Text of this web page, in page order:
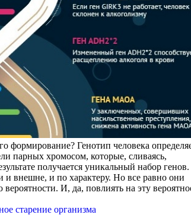
формирование? Генотип человека
парных хромосом, которые, сливаясь,
получается уникальный набор генов.
и внешне, и по характеру. Но все равно они
И, да, повлиять на эту
старение организма